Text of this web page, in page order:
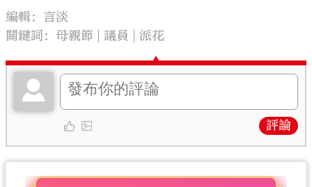
編輯：言淡
關鍵詞：母親節 議員 派花
評論